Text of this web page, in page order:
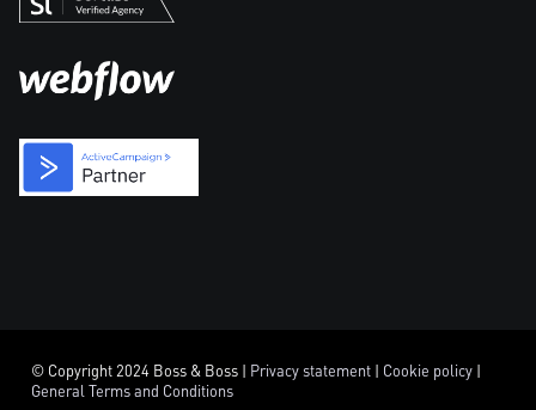
© Copyright 2024 Boss & Boss | Privacy statement | Cookie policy |
General Terms and Conditions